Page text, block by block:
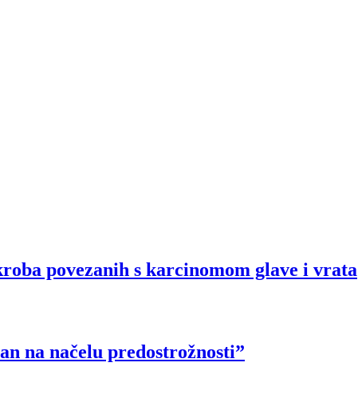
povezanih s karcinomom glave i vrata
na načelu predostrožnosti”